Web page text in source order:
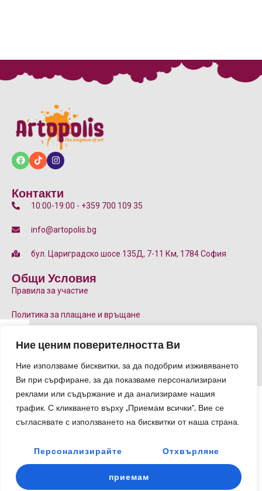
Ние ценим поверителността Ви
Ние използваме бисквитки, за да подобрим изживяването
Ви при сърфиране, за да показваме персонализирани
реклами или съдържание и да анализираме нашия
трафик. С кликването върху „Приемам всички“, Вие се
съгласявате с използването на бисквитки от наша страна.
Персонализирайте Отхвърляне
приемам
Контакти
10:00-19:00 - +359 700 109 35
info@artopolis.bg
бул. Цариградско шосе 135Д, 7-11 Км, 1784 София
Общи Условия
Правила за участие
Политика за плащане и връщане
Copyright © 2026artopolis.bg